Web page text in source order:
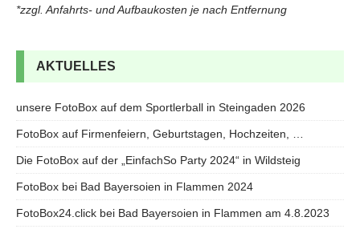
*zzgl. Anfahrts- und Aufbaukosten je nach Entfernung
AKTUELLES
unsere FotoBox auf dem Sportlerball in Steingaden 2026
FotoBox auf Firmenfeiern, Geburtstagen, Hochzeiten, …
Die FotoBox auf der „EinfachSo Party 2024“ in Wildsteig
FotoBox bei Bad Bayersoien in Flammen 2024
FotoBox24.click bei Bad Bayersoien in Flammen am 4.8.2023